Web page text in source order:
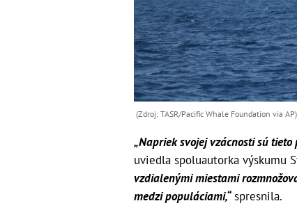
(Zdroj: TASR/Pacific Whale Foundation via AP)
„Napriek svojej vzácnosti sú
uviedla spoluautorka výskumu
vzdialenými miestami
medzi populáciami,“spresnila.